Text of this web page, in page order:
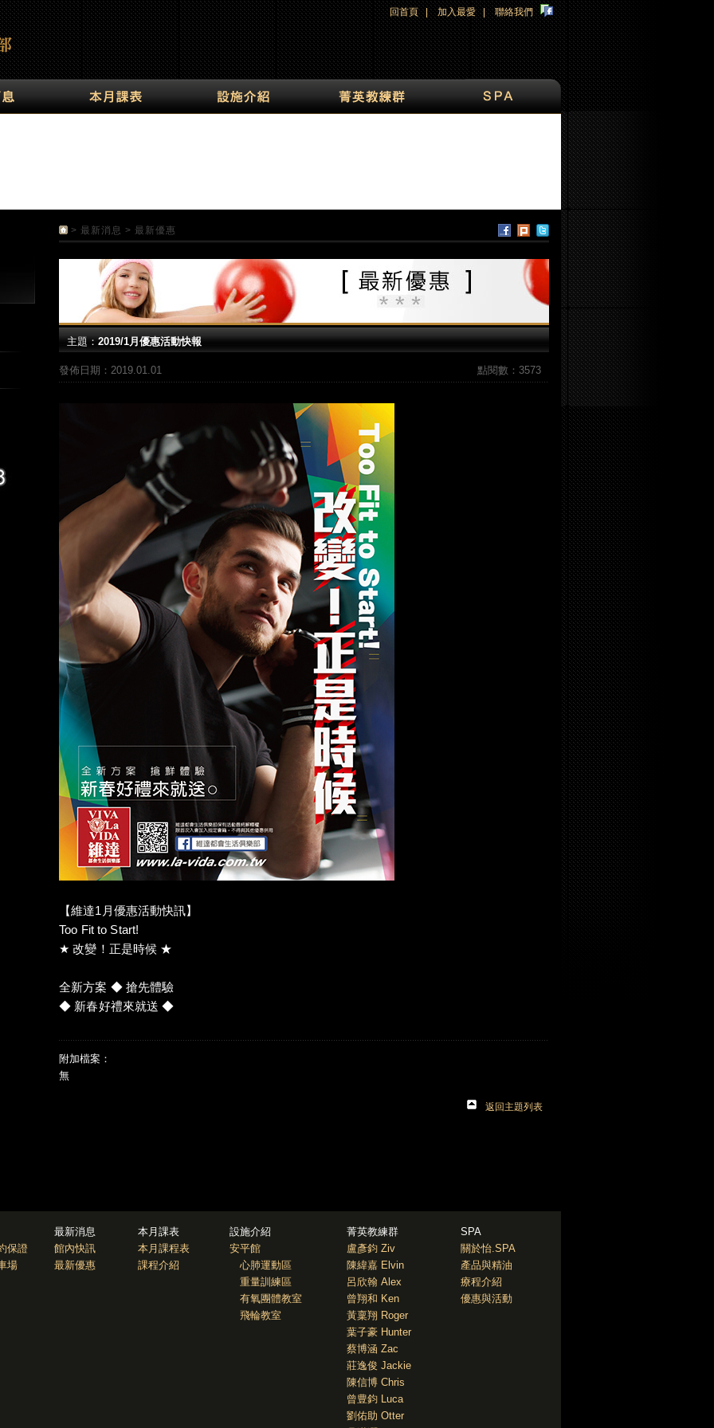
回首頁|加入最愛|聯絡我們
> 最新消息 > 最新優惠
主題：2019/1月優惠活動快報
發佈日期：2019.01.01 點閱數：3573
【維達1月優惠活動快訊】
Too Fit to Start!
★ 改變！正是時候 ★
全新方案 ◆ 搶先體驗
◆ 新春好禮來就送 ◆
附加檔案：
無
返回主題列表
保證
場
最新消息
館內快訊
最新優惠
本月課表
本月課程表
課程介紹
設施介紹
安平館
心肺運動區
重量訓練區
有氧團體教室
飛輪教室
菁英教練群
盧彥鈞 Ziv
陳緯嘉 Elvin
呂欣翰 Alex
曾翔和 Ken
黃稟翔 Roger
葉子豪 Hunter
蔡博涵 Zac
莊逸俊 Jackie
陳信博 Chris
曾豊鈞 Luca
劉佑助 Otter
SPA
關於怡.SPA
產品與精油
療程介紹
優惠與活動